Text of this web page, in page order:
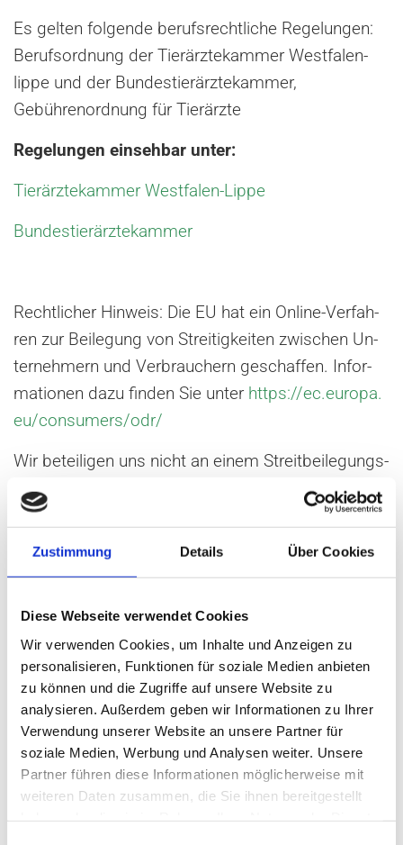
Zustimmung Details Über Cookies
Diese Webseite verwendet Cookies
Wir verwenden Cookies, um Inhalte und Anzeigen zu
personalisieren, Funktionen für soziale Medien anbieten
zu können und die Zugriffe auf unsere Website zu
analysieren. Außerdem geben wir Informationen zu Ihrer
Verwendung unserer Website an unsere Partner für
soziale Medien, Werbung und Analysen weiter. Unsere
Partner führen diese Informationen möglicherweise mit
weiteren Daten zusammen, die Sie ihnen bereitgestellt
Es gelten folgende berufsrechtliche Regelungen:
Berufsordnung der Tierärztekammer Westfalen-
lippe und der Bundestierärztekammer,
Gebührenordnung für Tierärzte
Regelungen einsehbar unter:
Tierärztekammer Westfalen-Lippe
Bundestierärztekammer
Recht­li­cher Hin­weis: Die EU hat ein On­line-Ver­fah­
ren zur Bei­le­gung von Strei­tig­kei­ten zwi­schen Un­
ter­neh­mern und Ver­brau­chern ge­schaf­fen. In­for­
ma­tio­nen dazu fin­den Sie unter https://​ec.​eu­ro­pa.​
eu/​con­su­mers/​odr/
Wir be­tei­ligen uns nicht an einem Streit­bei­le­gungs­
ver­fah­ren vor einer Ver­brau­cher­schlich­tungs­stel­le.
2601608 | andreas | Adobe.Stock
83148379 | Michael Pettigrew | Adobe.Stock
112572870 | maglyvi | Adobe.Stock
64926800 | Rita Kochmarjova | Adobe.Stock
176528784 | Christian Buch | Adobe.Stock
213647347 | chamillew | Adobe.Stock
270815409 | anatolir | Adobe.Stock
320043288 | WEIDOE art | Adobe.Stock
330354724 | Gorodenkoff | Adobe.Stock